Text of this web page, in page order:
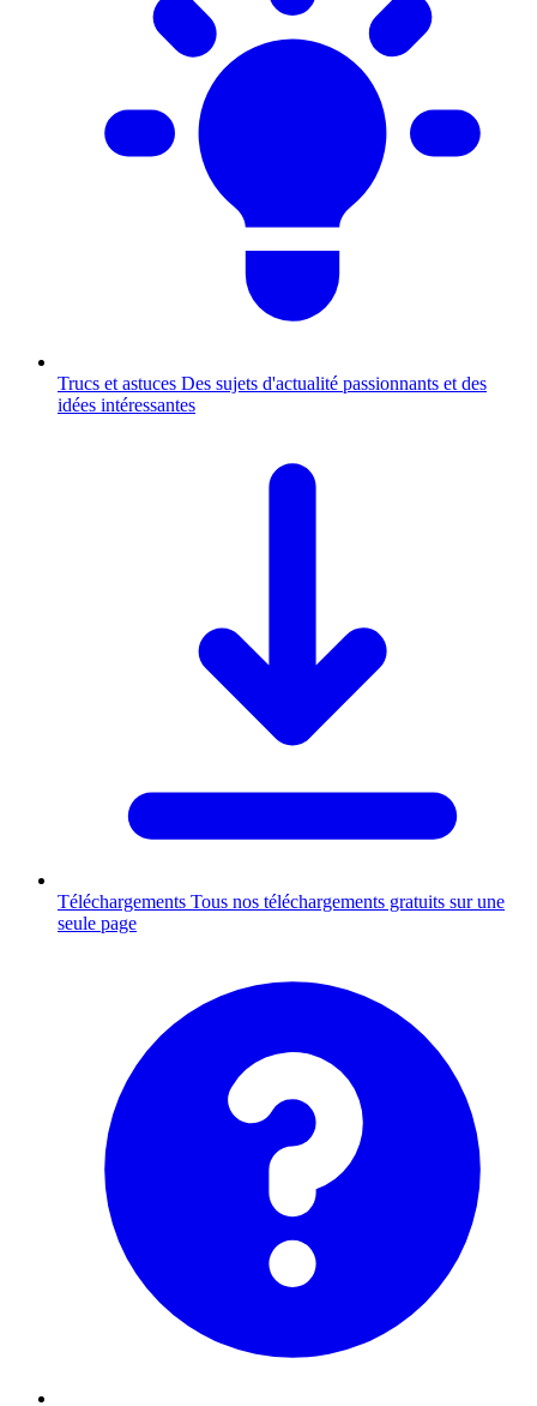
Trucs et astuces Des sujets d'actualité passionnants et des
idées intéressantes
Téléchargements Tous nos téléchargements gratuits sur une
seule page